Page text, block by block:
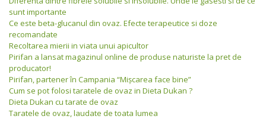
sunt importante
Ce este beta-glucanul din ovaz. Efecte terapeutice si doze
recomandate
Recoltarea mierii in viata unui apicultor
Pirifan a lansat magazinul online de produse naturiste la pret de
producator!
Pirifan, partener în Campania “Mişcarea face bine”
Cum se pot folosi taratele de ovaz in Dieta Dukan ?
Dieta Dukan cu tarate de ovaz
Taratele de ovaz, laudate de toata lumea